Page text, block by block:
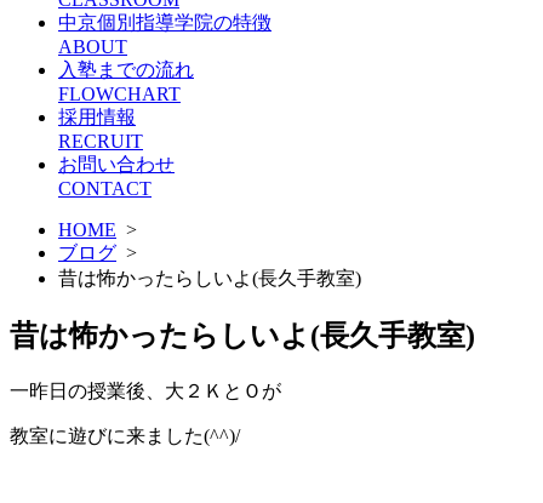
中京個別指導学院の特徴
ABOUT
入塾までの流れ
FLOWCHART
採用情報
RECRUIT
お問い合わせ
CONTACT
HOME >
ブログ >
昔は怖かったらしいよ(長久手教室)
昔は怖かったらしいよ(長久手教室)
一昨日の授業後、大２ＫとＯが
教室に遊びに来ました(^^)/